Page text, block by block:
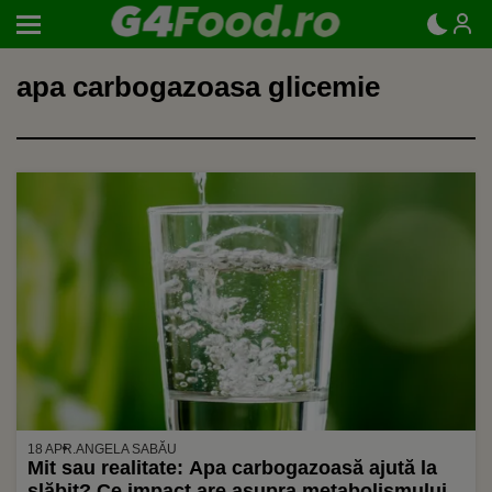
apa carbogazoasa glicemie
18 APR.ANGELA SABĂU
Mit sau realitate: Apa carbogazoasă ajută la